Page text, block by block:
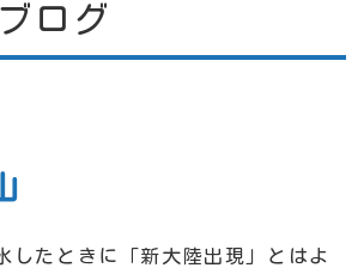
ログ
したときに「新大陸出現」とはよ